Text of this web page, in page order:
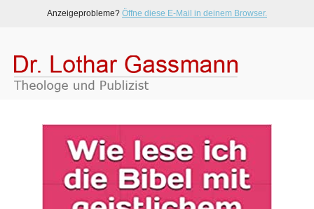
Anzeigeprobleme? Öffne diese E-Mail in deinem Browser.